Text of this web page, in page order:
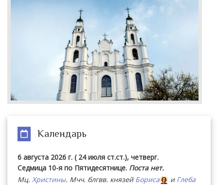
Календарь
6 августа 2026 г. ( 24 июля ст.ст.), четверг.
Седмица 10-я по Пятидесятнице. Поста нет.
Мц. Христины. Мчч. блгвв. князей Бориса и Глеба